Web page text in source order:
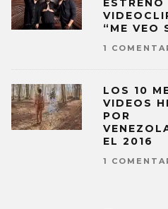
ESTRENÓ
“ME VEO
1
LOS 10
VIDEOS
POR
EL 2016
1